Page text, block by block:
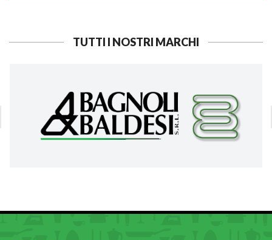
TUTTI I NOSTRI MARCHI